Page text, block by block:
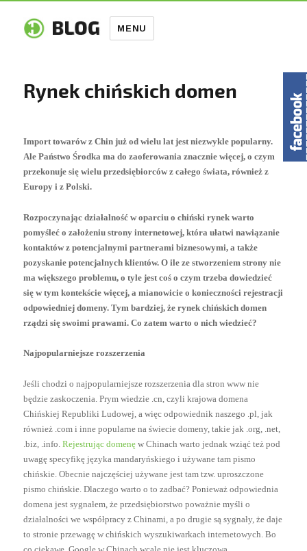
MENU
Rynek chińskich domen
Import towarów z Chin już od wielu lat jest niezwykle popularny.
Ale Państwo Środka ma do zaoferowania znacznie więcej, o czym
przekonuje się wielu przedsiębiorców z całego świata, również z
Europy i z Polski.
Rozpoczynając działalność w oparciu o chiński rynek warto
pomyśleć o założeniu strony internetowej, która ułatwi nawiązanie
kontaktów z potencjalnymi partnerami biznesowymi, a także
pozyskanie potencjalnych klientów. O ile ze stworzeniem strony nie
ma większego problemu, o tyle jest coś o czym trzeba dowiedzieć
się w tym kontekście więcej, a mianowicie o konieczności rejestracji
odpowiedniej domeny. Tym bardziej, że rynek chińskich domen
rządzi się swoimi prawami. Co zatem warto o nich wiedzieć?
Najpopularniejsze rozszerzenia
Jeśli chodzi o najpopularniejsze rozszerzenia dla stron www nie
będzie zaskoczenia. Prym wiedzie .cn, czyli krajowa domena
Chińskiej Republiki Ludowej, a więc odpowiednik naszego .pl, jak
również .com i inne popularne na świecie domeny, takie jak .org, .net,
.biz, .info.Rejestrując domenęw Chinach warto jednak wziąć też pod
uwagę specyfikę języka mandaryńskiego i używane tam pismo
chińskie. Obecnie najczęściej używane jest tam tzw. uproszczone
pismo chińskie. Dlaczego warto o to zadbać? Ponieważ odpowiednia
domena jest sygnałem, że przedsiębiorstwo poważnie myśli o
działalności we współpracy z Chinami, a po drugie są sygnały, że daje
to stronie przewagę w chińskich wyszukiwarkach internetowych. Bo